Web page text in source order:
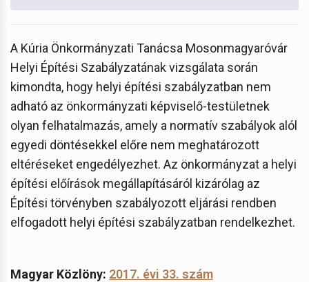
A Kúria Önkormányzati Tanácsa Mosonmagyaróvár
Helyi Építési Szabályzatának vizsgálata során
kimondta, hogy helyi építési szabályzatban nem
adható az önkormányzati képviselő-testületnek
olyan felhatalmazás, amely a normatív szabályok alól
egyedi döntésekkel előre nem meghatározott
eltéréseket engedélyezhet. Az önkormányzat a helyi
építési előírások megállapításáról kizárólag az
Építési törvényben szabályozott eljárási rendben
elfogadott helyi építési szabályzatban rendelkezhet.
Magyar Közlöny: 2017. évi 33. szám